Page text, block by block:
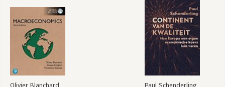
Olivier Blanchard Paul Schenderling